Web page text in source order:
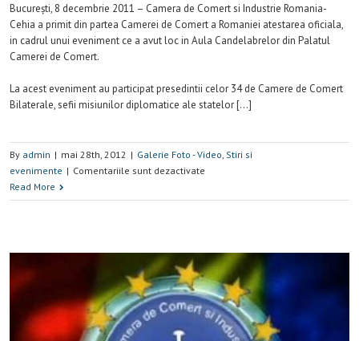
Bucureşti, 8 decembrie 2011 – Camera de Comert si Industrie Romania-
Cehia a primit din partea Camerei de Comert a Romaniei atestarea oficiala,
in cadrul unui eveniment ce a avut loc in Aula Candelabrelor din Palatul
Camerei de Comert.
La acest eveniment au participat presedintii celor 34 de Camere de Comert
Bilaterale, sefii misiunilor diplomatice ale statelor […]
By admin | mai 28th, 2012 | Galerie Foto - Video Stiri si
evenimente | Comentariile sunt dezactivate
Read More